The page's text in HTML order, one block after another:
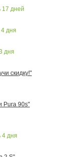
17 дней
4 дня
дня
скидку!"
Pura 90s"
4 дня